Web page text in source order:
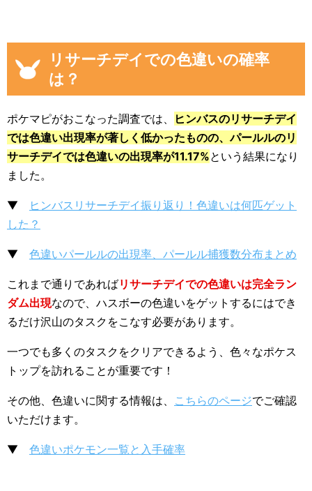
リサーチデイでの色違いの確率
は？
ポケマピがおこなった調査では、
ヒンバスのリサーチデイ
では色違い出現率が著しく低かったものの、パールルのリ
サーチデイでは色違いの出現率が11.17%という結果になり
ました。
▼
ヒンバスリサーチデイ振り返り！色違いは何匹ゲット
した？
▼ 色違いパールルの出現率、パールル捕獲数分布まとめ
これまで通りであればリサーチデイでの色違いは完全ラン
ダム出現なので、ハスボーの色違いをゲットするにはでき
るだけ沢山のタスクをこなす必要があります。
一つでも多くのタスクをクリアできるよう、色々なポケス
トップを訪れることが重要です！
その他、色違いに関する情報は、 こちらのページでご確認
いただけます。
▼ 色違いポケモン一覧と入手確率